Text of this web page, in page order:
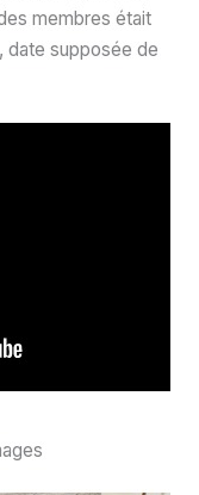
membres était
date supposée de